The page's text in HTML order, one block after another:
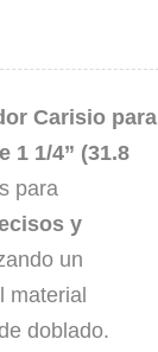
Carisio para
1 1/4” (31.8
para
y
un
material
doblado.